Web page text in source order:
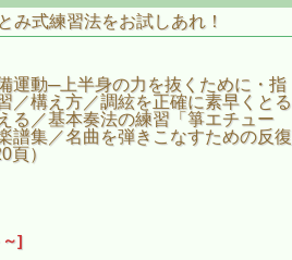
み式練習法をお試しあれ！
運動─上半身の力を抜くために・指
／構え方／調絃を正確に素早くとる
る／基本奏法の練習「箏エチュー
譜集／名曲を弾きこなすための反復
頁）
]